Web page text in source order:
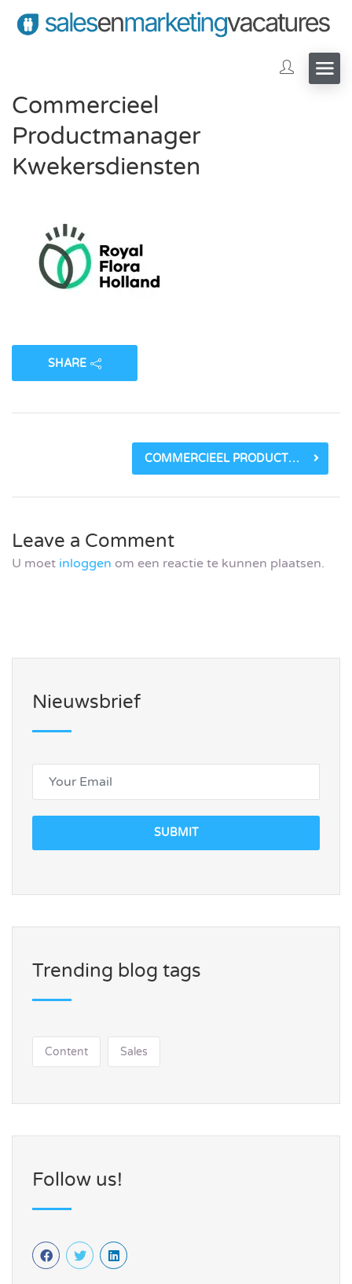
Commercieel
Productmanager
Kwekersdiensten
SHARE
COMMERCIEEL PRODUCTMANAGER KWEKERSDIENSTEN
Leave a Comment
U moet inloggen om een reactie te kunnen plaatsen.
Nieuwsbrief
SUBMIT
Trending blog tags
Content Sales
Follow us!